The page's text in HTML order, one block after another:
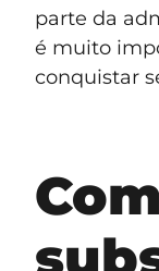
parte da
é muito
conquistar